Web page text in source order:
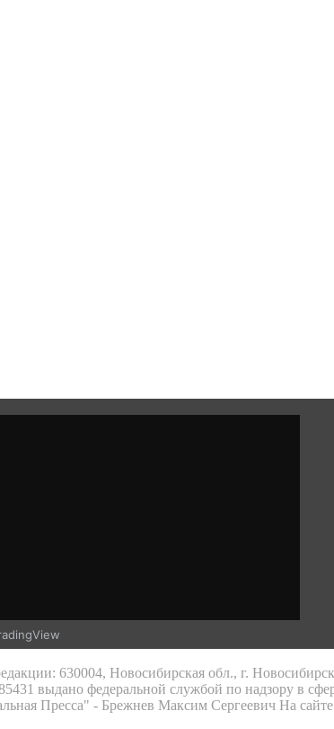
630004, Новосибирская обл., г.
выдано федеральной службой по надзору в
Пресса" - Брежнев Максим Сергеевич На